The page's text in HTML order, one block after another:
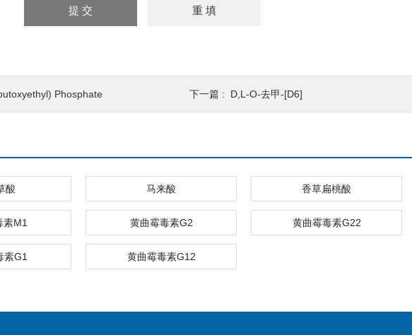
Phosphate 下一篇 : D,L-O-去甲-[D6]
酸 马来酸 香草扁桃酸
素M1 黄曲霉毒素G2 黄曲霉毒素G22
素G1 黄曲霉毒素G12